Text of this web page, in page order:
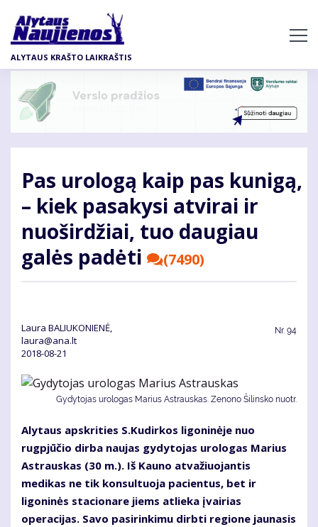
pagrindinį
turinį
ALYTAUS KRAŠTO LAIKRAŠTIS
Pas urologą kaip pas kunigą,
– kiek pasakysi atvirai ir
nuoširdžiai, tuo daugiau
galės padėti
(7490)
Laura BALIUKONIENĖ,
laura@ana.lt
2018-08-21
Nr. 94
Gydytojas urologas Marius Astrauskas. Zenono Šilinsko nuotr.
Alytaus apskrities S.Kudirkos ligoninėje nuo
rugpjūčio dirba naujas gydytojas urologas Marius
Astrauskas (30 m.). Iš Kauno atvažiuojantis
medikas ne tik konsultuoja pacientus, bet ir
ligoninės stacionare jiems atlieka įvairias
operacijas. Savo pasirinkimu dirbti regione jaunasis